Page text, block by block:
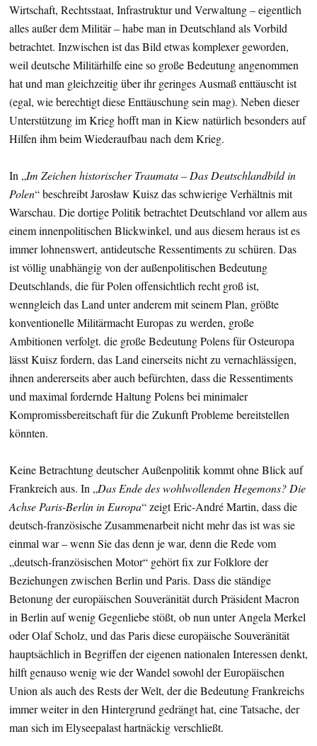
Wirtschaft, Rechtsstaat, Infrastruktur und Verwaltung – eigentlich
alles außer dem Militär – habe man in Deutschland als Vorbild
betrachtet. Inzwischen ist das Bild etwas komplexer geworden,
weil deutsche Militärhilfe eine so große Bedeutung angenommen
hat und man gleichzeitig über ihr geringes Ausmaß enttäuscht ist
(egal, wie berechtigt diese Enttäuschung sein mag). Neben dieser
Unterstützung im Krieg hofft man in Kiew natürlich besonders auf
Hilfen ihm beim Wiederaufbau nach dem Krieg.
In „Im Zeichen historischer Traumata – Das Deutschlandbild in
Polen“ beschreibt Jarosław Kuisz das schwierige Verhältnis mit
Warschau. Die dortige Politik betrachtet Deutschland vor allem aus
einem innenpolitischen Blickwinkel, und aus diesem heraus ist es
immer lohnenswert, antideutsche Ressentiments zu schüren. Das
ist völlig unabhängig von der außenpolitischen Bedeutung
Deutschlands, die für Polen offensichtlich recht groß ist,
wenngleich das Land unter anderem mit seinem Plan, größte
konventionelle Militärmacht Europas zu werden, große
Ambitionen verfolgt. die große Bedeutung Polens für Osteuropa
lässt Kuisz fordern, das Land einerseits nicht zu vernachlässigen,
ihnen andererseits aber auch befürchten, dass die Ressentiments
und maximal fordernde Haltung Polens bei minimaler
Kompromissbereitschaft für die Zukunft Probleme bereitstellen
könnten.
Keine Betrachtung deutscher Außenpolitik kommt ohne Blick auf
Frankreich aus. In „Das Ende des wohlwollenden Hegemons? Die
Achse Paris-Berlin in Europa“ zeigt Eric-André Martin, dass die
deutsch-französische Zusammenarbeit nicht mehr das ist was sie
einmal war – wenn Sie das denn je war, denn die Rede vom
„deutsch-französischen Motor“ gehört fix zur Folklore der
Beziehungen zwischen Berlin und Paris. Dass die ständige
Betonung der europäischen Souveränität durch Präsident Macron
in Berlin auf wenig Gegenliebe stößt, ob nun unter Angela Merkel
oder Olaf Scholz, und das Paris diese europäische Souveränität
hauptsächlich in Begriffen der eigenen nationalen Interessen denkt,
hilft genauso wenig wie der Wandel sowohl der Europäischen
Union als auch des Rests der Welt, der die Bedeutung Frankreichs
immer weiter in den Hintergrund gedrängt hat, eine Tatsache, der
man sich im Elyseepalast hartnäckig verschließt.